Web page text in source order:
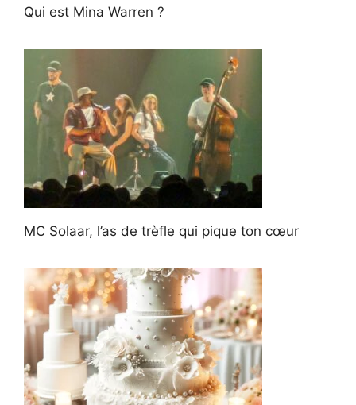
Qui est Mina Warren ?
MC Solaar, l’as de trèfle qui pique ton cœur